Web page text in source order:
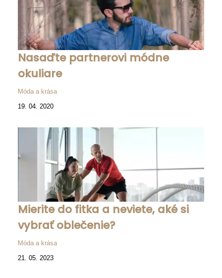
Nasaďte partnerovi módne
okuliare
Móda a krása
19. 04. 2020
Mierite do fitka a neviete, aké si
vybrať oblečenie?
Móda a krása
21. 05. 2023